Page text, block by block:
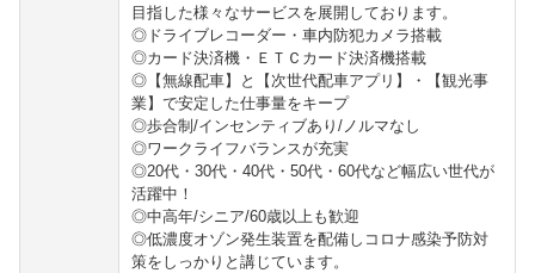
目指した様々なサービスを展開しております。
◎ドライブレコーダー・車内防犯カメラ搭載
◎カード決済機・ＥＴＣカード決済機搭載
◎【無線配車】と【次世代配車アプリ】・【観光事
業】で安定した仕事量をキープ
◎歩合制/インセンティブあり/ノルマなし
◎ワークライフバランスが充実
◎20代・30代・40代・50代・60代など幅広い世代が
活躍中！
◎中高年/シニア/60歳以上も歓迎
◎低濃度オゾン発生装置を配備しコロナ感染予防対
策をしっかりと講じています。